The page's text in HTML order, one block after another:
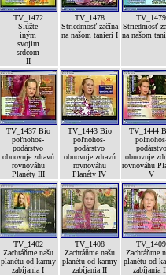
TV_1472
Slúžte
iným
svojim
srdcom
II
TV_1478
Striedmosť začína
na našom tanieri I
TV_1479
Striedmosť
na našom
TV_1437 Bio
poľnohos-
podárstvo
obnovuje zdravú
rovnováhu
Planéty III
TV_1443 Bio
poľnohos-
podárstvo
obnovuje zdravú
rovnováhu
Planéty IV
TV_1444
podárstvo
obnovuje
rovnováhu
V
TV_1402
Zachráňme našu
planétu od karmy
zabíjania I
TV_1408
Zachráňme našu
planétu od karmy
zabíjania II
TV_1409
Zachráňme
planétu od
zabíjania